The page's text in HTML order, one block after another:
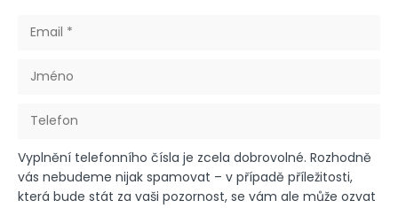
Vyplnění telefonního čísla je zcela dobrovolné. Rozhodně
vás nebudeme nijak spamovat – v případě příležitosti,
která bude stát za vaši pozornost, se vám ale může ozvat